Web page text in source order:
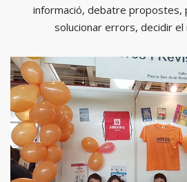
informació, debatre propostes,
solucionar errors, decidir el